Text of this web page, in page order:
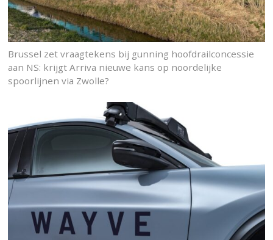
Brussel zet vraagtekens bij gunning hoofdrailconcessie
aan NS: krijgt Arriva nieuwe kans op noordelijke
spoorlijnen via Zwolle?